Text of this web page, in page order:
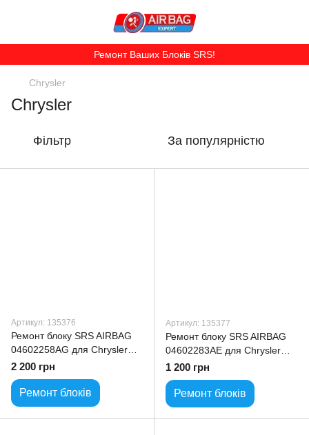
Ремонт Ваших Блоків SRS!
Chrysler
Chrysler
Фільтр За популярністю
Артикул: 135376
Ремонт блоку SRS AIRBAG
04602258AG для Chrysler
Sebring
2 200 грн
Ремонт блоків
Артикул: 135377
Ремонт блоку SRS AIRBAG
04602283AE для Chrysler
Sebring
1 200 грн
Ремонт блоків